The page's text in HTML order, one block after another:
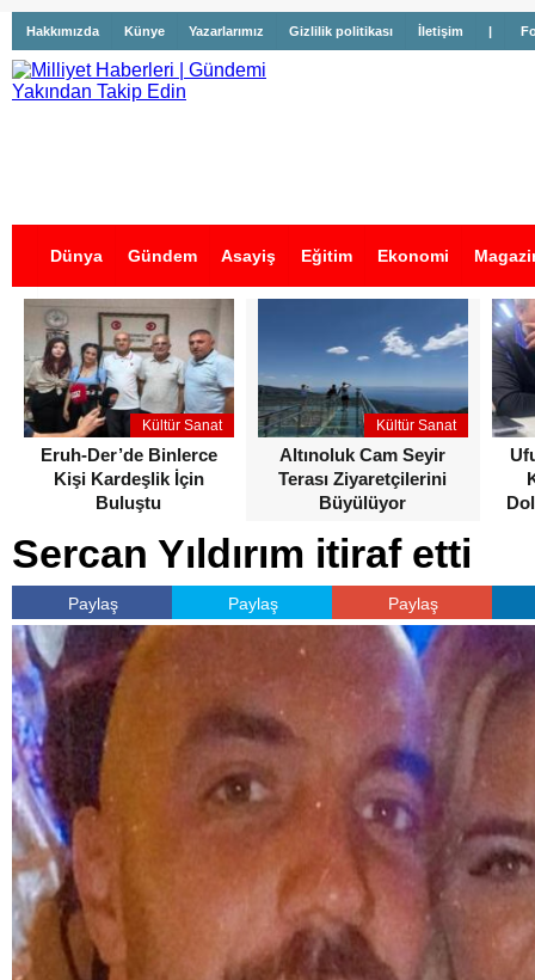
Hakkımızda Künye Yazarlarımız Gizlilik politikası İletişim |
Dünya Gündem Asayiş Eğitim Ekonomi
İş İlanları
Kültür Sanat
Eruh-Der’de Binlerce
Kişi Kardeşlik İçin
Buluştu
Kültür Sanat
Altınoluk Cam Seyir
Terası Ziyaretçilerini
Büyülüyor
Sercan Yıldırım itiraf etti
Paylaş Paylaş Paylaş